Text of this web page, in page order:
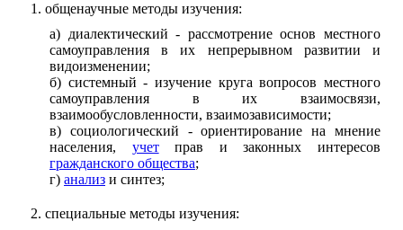
общенаучные методы изучения:
а) диалектический - рассмотрение основ местного
самоуправления в их непрерывном развитии и
видоизменении;
б) системный - изучение круга вопросов местного
самоуправления в их взаимосвязи,
взаимообусловленности, взаимозависимости;
в) социологический - ориентирование на мнение
населения, учетправ и законных интересов
гражданского общества;
г) анализ и синтез;
специальные методы изучения: